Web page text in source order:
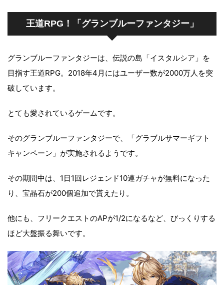
王道RPG！「グランブルーファンタジー」
グランブルーファンタジーは、伝説の島「イスタルシア」を
目指す王道RPG。2018年4月にはユーザー数が2000万人を突
破しています。
とても愛されているゲームです。
そのグランブルーファンタジーで、「グラブルサマーギフト
キャンペーン」が実施されるようです。
その期間中は、1日1回レジェンド10連ガチャが無料になった
り、宝晶石が200個追加で貰えたり。
他にも、フリークエストのAPが1/2になるなど、びっくりする
ほど大盤振る舞いです。